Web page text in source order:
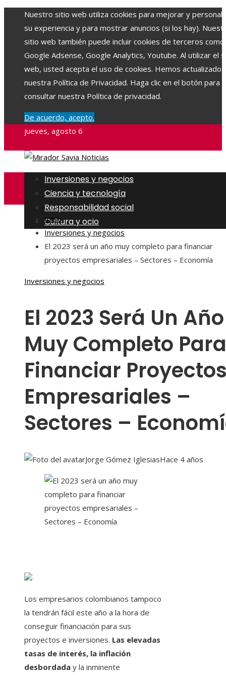
Nuestro sitio web utiliza cookies para mejorar y
su experiencia y para mostrar anuncios (si los hay).
sitio web también puede incluir cookies de terceros como
Google Adsense, Google Analytics, Youtube. Al utilizar el
web, usted acepta el uso de cookies. Hemos actualizado
nuestra Política de Privacidad. Haga clic en el botón para
consultar nuestra Política de privacidad.
De acuerdo, acepto.
jueves, agosto 6
Inversiones y negocios
Ciencia y tecnología
Responsabilidad social
Cultura y ocio
Inicio
Inversiones y negocios
El 2023 será un año muy completo para financiar
proyectos empresariales – Sectores – Economía
Inversiones y negocios
El 2023 Será Un Año
Muy Completo Para
Financiar
Empresariales –
Sectores –
Jorge Gómez IglesiasHace 4 años
Los empresarios colombianos tampoco
la tendrán fácil este año a la hora de
conseguir financiación para sus
proyectos e inversiones. Las elevadas
tasas de interés, la inflación
desbordada y la inminente